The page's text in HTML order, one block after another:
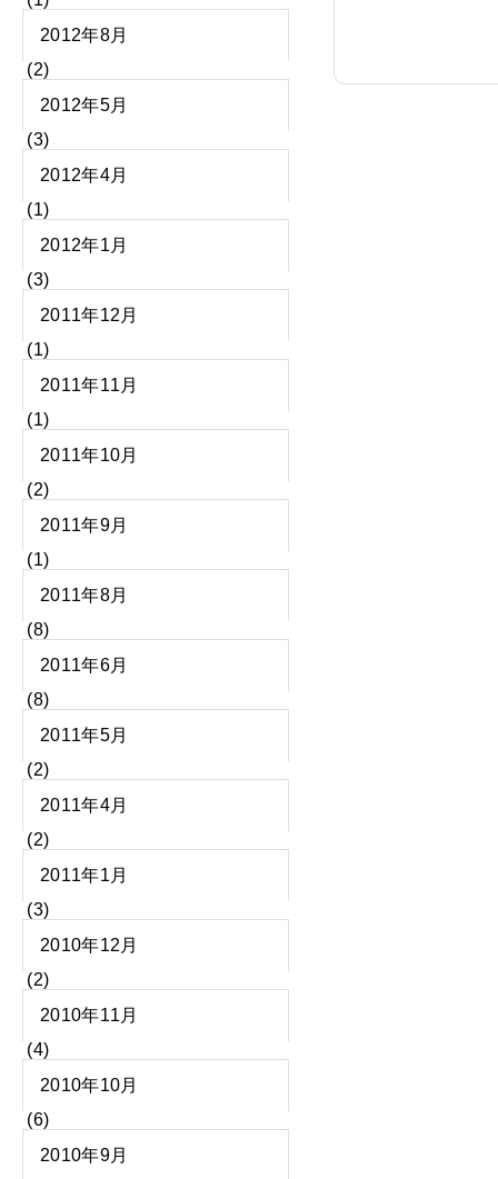
2012年8月
(2)
2012年5月
(3)
2012年4月
(1)
2012年1月
(3)
2011年12月
(1)
2011年11月
(1)
2011年10月
(2)
2011年9月
(1)
2011年8月
(8)
2011年6月
(8)
2011年5月
(2)
2011年4月
(2)
2011年1月
(3)
2010年12月
(2)
2010年11月
(4)
2010年10月
(6)
2010年9月